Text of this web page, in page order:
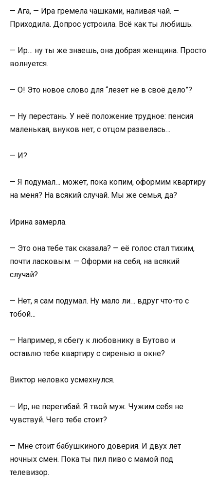
— Ага, — Ира гремела чашками, наливая чай. —
Приходила. Допрос устроила. Всё как ты любишь.
— Ир… ну ты же знаешь, она добрая женщина. Просто
волнуется.
— О! Это новое слово для “лезет не в своё дело”?
— Ну перестань. У неё положение трудное: пенсия
маленькая, внуков нет, с отцом развелась…
— И?
— Я подумал… может, пока копим, оформим квартиру
на меня? На всякий случай. Мы же семья, да?
Ирина замерла.
— Это она тебе так сказала? — её голос стал тихим,
почти ласковым. — Оформи на себя, на всякий
случай?
— Нет, я сам подумал. Ну мало ли… вдруг что-то с
тобой…
— Например, я сбегу к любовнику в Бутово и
оставлю тебе квартиру с сиренью в окне?
Виктор неловко усмехнулся.
— Ир, не перегибай. Я твой муж. Чужим себя не
чувствуй. Чего тебе стоит?
— Мне стоит бабушкиного доверия. И двух лет
ночных смен. Пока ты пил пиво с мамой под
телевизор.